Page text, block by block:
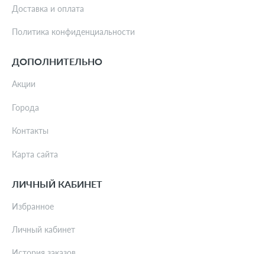
Доставка и оплата
Политика конфиденциальности
ДОПОЛНИТЕЛЬНО
Акции
Города
Контакты
Карта сайта
ЛИЧНЫЙ КАБИНЕТ
Избранное
Личный кабинет